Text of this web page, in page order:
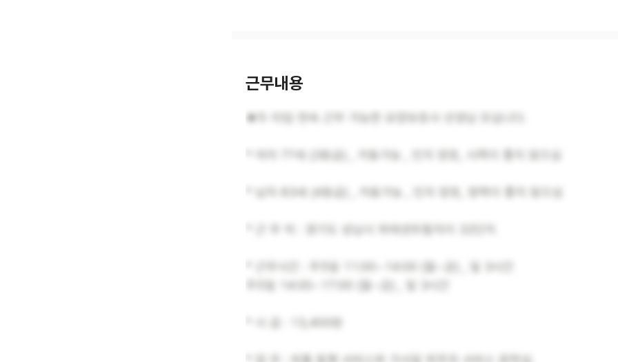
근무내용
★두 타임 연속 근무 가능한 요양보호사 선생님 모십니다.